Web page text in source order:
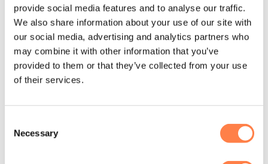
provide social media features and to analyse our traffic.
We also share information about your use of our site with
our social media, advertising and analytics partners who
may combine it with other information that you’ve
provided to them or that they’ve collected from your use
of their services.
Selection
Necessary
S =36 – 38.5
M =39 – 42.5
Instructie voor het wassen:
De antislip sokken van ToeSox zijn machine wasbaar. Was
de sokken binnenste buiten in een zachte cyclus om de
Let op! Gebruik geen bleekmiddel of andere agressieve